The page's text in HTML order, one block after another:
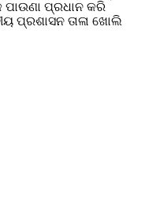
ପାଉଣା ପ୍ରଧାନ କରି
ପ୍ରଶାସନ ତାଳା ଖୋଲି